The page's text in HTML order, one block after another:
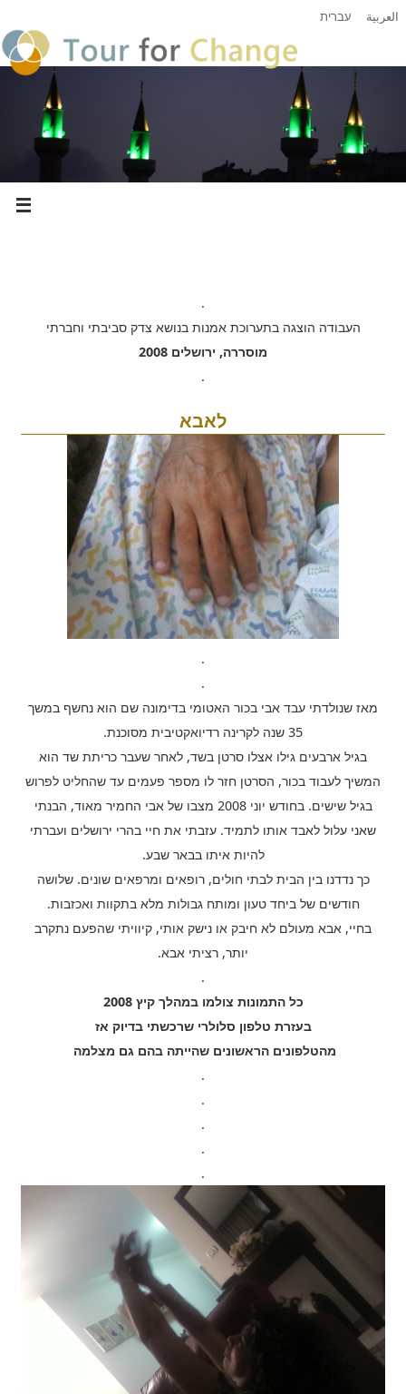
עברית العربية
.
העבודה הוצגה בתערוכת אמנות בנושא צדק סביבתי וחברתי
מוסררה, ירושלים 2008
.
לאבא
.
.
מאז שנולדתי עבד אבי בכור האטומי בדימונה שם הוא נחשף במשך
35 שנה לקרינה רדיואקטיבית מסוכנת.
בגיל ארבעים גילו אצלו סרטן בשד, לאחר שעבר כריתת שד הוא
המשיך לעבוד בכור, הסרטן חזר לו מספר פעמים עד שהחליט לפרוש
בגיל שישים. בחודש יוני 2008 מצבו של אבי החמיר מאוד, הבנתי
שאני עלול לאבד אותו לתמיד. עזבתי את חיי בהרי ירושלים ועברתי
להיות איתו בבאר שבע.
כך נדדנו בין הבית לבתי חולים, רופאים ומרפאים שונים. שלושה
חודשים של ביחד טעון ומותח גבולות מלא בתקוות ואכזבות.
בחיי, אבא מעולם לא חיבק או נישק אותי, קיוויתי שהפעם נתקרב
יותר, רציתי אבא.
.
כל התמונות צולמו במהלך קיץ 2008
בעזרת טלפון סלולרי שרכשתי בדיוק אז
מהטלפונים הראשונים שהייתה בהם גם מצלמה
.
.
.
.
.